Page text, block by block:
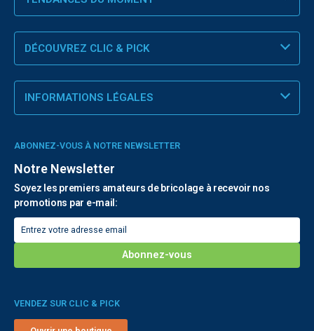
DÉCOUVREZ CLIC & PICK
INFORMATIONS LÉGALES
ABONNEZ-VOUS À NOTRE NEWSLETTER
Notre Newsletter
Soyez les premiers amateurs de bricolage à recevoir nos
promotions par e-mail:
VENDEZ SUR CLIC & PICK